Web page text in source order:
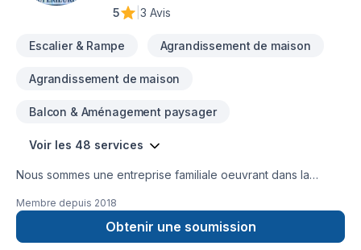
5
3 Avis
Escalier & Rampe Agrandissement de maison
Agrandissement de maison
Balcon & Aménagement paysager
Voir les 48 services
Nous sommes une entreprise familiale oeuvrant dans la
depuis plus de 30 ans. La qualité de notre travail, le respect
de votre budget et des échéanciers nous distinguent et font
de nous un partenaire en qui vous pouvez avoir confiance
Membre depuis 2018
Obtenir une soumission